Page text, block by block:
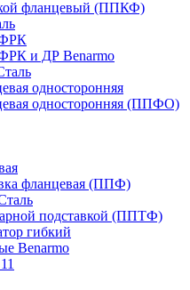
фланцевый (ППКФ)
и ДР Benarmo
односторонняя
односторонняя (ППФО)
фланцевая (ППФ)
подставкой (ППТФ)
гибкий
Benarmo